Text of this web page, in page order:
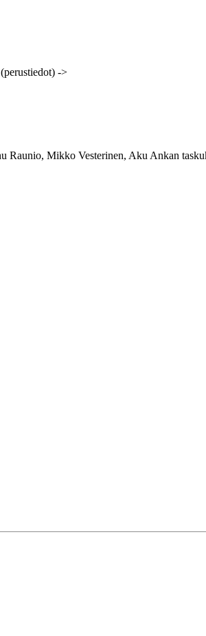
(perustiedot) ->
Mikko Vesterinen, Aku Ankan